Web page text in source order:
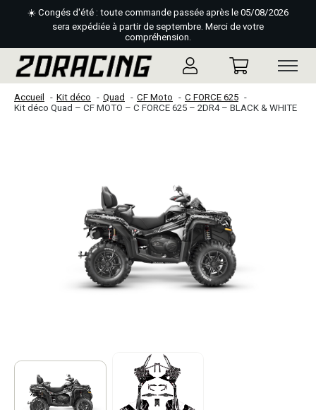
☀️ Congés d'été : toute commande passée après le 05/08/2026
sera expédiée à partir de septembre. Merci de votre
compréhension.
Accueil Kit déco Quad CF Moto
C FORCE 625
Kit déco Quad – CF MOTO – C FORCE 625 – 2DR4 – BLACK & WHITE